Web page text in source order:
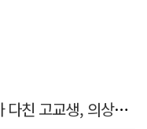
'장윤기 사건' 피해 여고생 돕다가 다친 고교생, 의상자 인정